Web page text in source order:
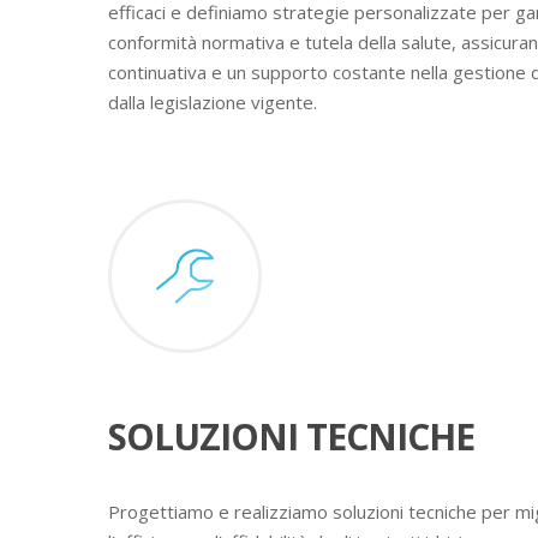
efficaci e definiamo strategie personalizzate per
conformità normativa e tutela della salute,
continuativa e un supporto costante nella gestione
dalla legislazione vigente.
SOLUZIONI TECNICHE
Progettiamo e realizziamo soluzioni tecniche per